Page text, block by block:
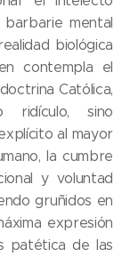
mental
biológica
contempla el
Católica,
ridículo, sino
al mayor
la cumbre
y voluntad
gruñidos en
expresión
patética de las